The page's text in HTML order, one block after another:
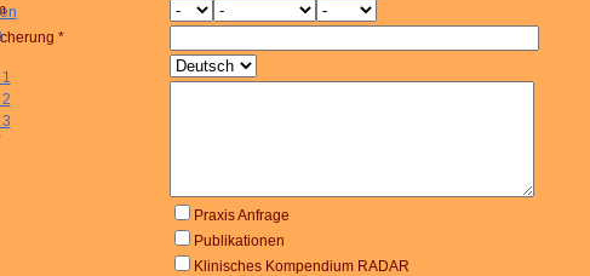
*
Praxis Anfrage
Publikationen
Klinisches Kompendium RADAR